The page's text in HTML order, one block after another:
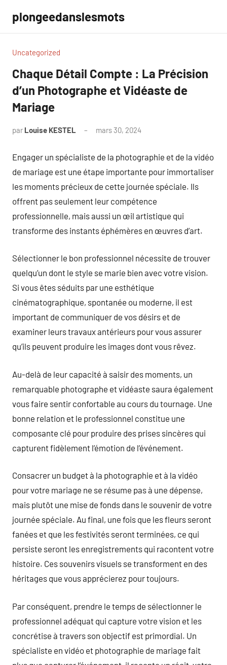
contenu
plongeedanslesmots
Uncategorized
Chaque Détail Compte : La Précision
d’un Photographe et Vidéaste de
Mariage
par Louise KESTEL mars 30, 2024
Engager un spécialiste de la photographie et de la vidéo
de mariage est une étape importante pour immortaliser
les moments précieux de cette journée spéciale. Ils
offrent pas seulement leur compétence
professionnelle, mais aussi un œil artistique qui
transforme des instants éphémères en œuvres d’art.
Sélectionner le bon professionnel nécessite de trouver
quelqu’un dont le style se marie bien avec votre vision.
Si vous êtes séduits par une esthétique
cinématographique, spontanée ou moderne, il est
important de communiquer de vos désirs et de
examiner leurs travaux antérieurs pour vous assurer
qu’ils peuvent produire les images dont vous rêvez.
Au-delà de leur capacité à saisir des moments, un
remarquable photographe et vidéaste saura également
vous faire sentir confortable au cours du tournage. Une
bonne relation et le professionnel constitue une
composante clé pour produire des prises sincères qui
capturent fidèlement l’émotion de l’événement.
Consacrer un budget à la photographie et à la vidéo
pour votre mariage ne se résume pas à une dépense,
mais plutôt une mise de fonds dans le souvenir de votre
journée spéciale. Au final, une fois que les fleurs seront
fanées et que les festivités seront terminées, ce qui
persiste seront les enregistrements qui racontent votre
histoire. Ces souvenirs visuels se transforment en des
héritages que vous apprécierez pour toujours.
Par conséquent, prendre le temps de sélectionner le
professionnel adéquat qui capture votre vision et les
concrétise à travers son objectif est primordial. Un
spécialiste en vidéo et photographie de mariage fait